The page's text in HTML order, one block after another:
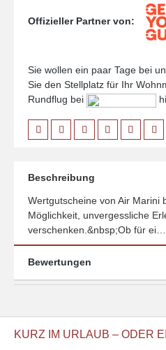
Offizieller Partner von:
Sie wollen ein paar Tage bei
Sie den Stellplatz für Ihr
Rundflug bei
Beschreibung
Wertgutscheine von Air Marini
Möglichkeit, unvergessliche
verschenken.&nbsp;Ob für ei…
Bewertungen
KURZ IM URLAUB – ODER